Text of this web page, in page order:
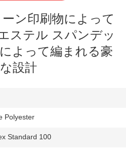
ン印刷物によって
ステル スパンデッ
よって編まれる豪
設計
Polyester
Standard 100